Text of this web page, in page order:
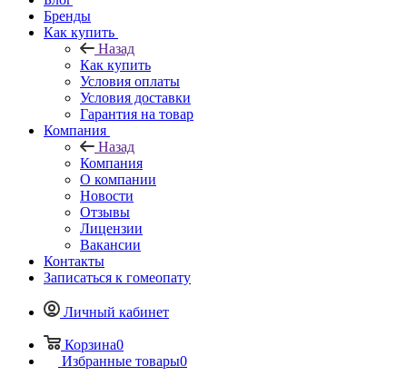
Бренды
Как купить
Назад
Как купить
Условия оплаты
Условия доставки
Гарантия на товар
Компания
Назад
Компания
О компании
Новости
Отзывы
Лицензии
Вакансии
Контакты
Записаться к гомеопату
Личный кабинет
Корзина0
Избранные товары0